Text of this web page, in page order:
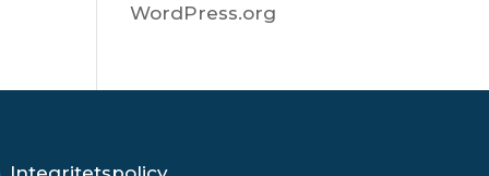
WordPress.org